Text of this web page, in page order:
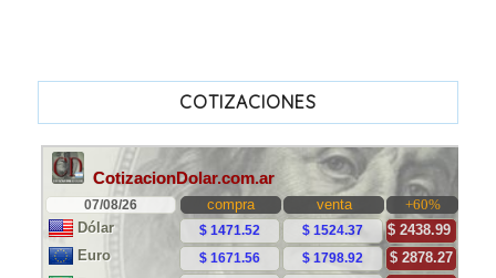
COTIZACIONES